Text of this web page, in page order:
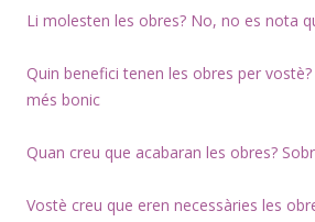
Li molesten les obres? No, no es nota
Quin benefici tenen les obres per
més bonic
Quan creu que acabaran les obres?
Vostè creu que eren necessàries les